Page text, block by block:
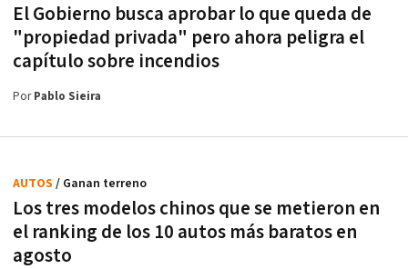
El Gobierno busca aprobar lo que queda de
"propiedad privada" pero ahora peligra el
capítulo sobre incendios
PorPablo Sieira
Los tres modelos chinos que se metieron en
el ranking de los 10 autos más baratos en
agosto
AUTOS / Ganan terreno